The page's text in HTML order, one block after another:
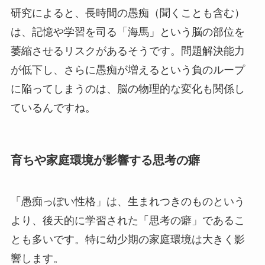
研究によると、長時間の愚痴（聞くことも含む）
は、記憶や学習を司る「海馬」という脳の部位を
萎縮させるリスクがあるそうです。問題解決能力
が低下し、さらに愚痴が増えるという負のループ
に陥ってしまうのは、脳の物理的な変化も関係し
ているんですね。
育ちや家庭環境が影響する思考の癖
「愚痴っぽい性格」は、生まれつきのものという
より、後天的に学習された「思考の癖」であるこ
とも多いです。特に幼少期の家庭環境は大きく影
響します。